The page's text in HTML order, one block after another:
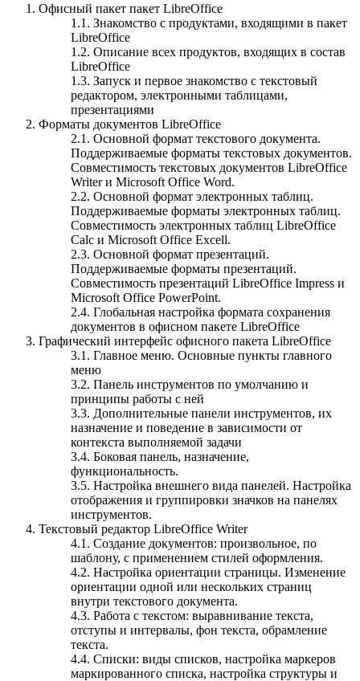
Офисный пакет пакет LibreOffice
1.1. Знакомство с продуктами, входящими в пакет
LibreOffice
1.2. Описание всех продуктов, входящих в состав
LibreOffice
1.3. Запуск и первое знакомство с текстовый
редактором, электронными таблицами,
презентациями
Форматы документов LibreOffice
2.1. Основной формат текстового документа.
Поддерживаемые форматы текстовых документов.
Совместимость текстовых документов LibreOffice
Writer и Microsoft Office Word.
2.2. Основной формат электронных таблиц.
Поддерживаемые форматы электронных таблиц.
Совместимость электронных таблиц LibreOffice
Calc и Microsoft Office Excell.
2.3. Основной формат презентаций.
Поддерживаемые форматы презентаций.
Совместимость презентаций LibreOffice Impress и
Microsoft Office PowerPoint.
2.4. Глобальная настройка формата сохранения
документов в офисном пакете LibreOffice
Графический интерфейс офисного пакета LibreOffice
3.1. Главное меню. Основные пункты главного
меню
3.2. Панель инструментов по умолчанию и
принципы работы с ней
3.3. Дополнительные панели инструментов, их
назначение и поведение в зависимости от
контекста выполняемой задачи
3.4. Боковая панель, назначение,
функциональность.
3.5. Настройка внешнего вида панелей. Настройка
отображения и группировки значков на панелях
инструментов.
Текстовый редактор LibreOffice Writer
4.1. Создание документов: произвольное, по
шаблону, с применением стилей оформления.
4.2. Настройка ориентации страницы. Изменение
ориентации одной или нескольких страниц
внутри текстового документа.
4.3. Работа с текстом: выравнивание текста,
отступы и интервалы, фон текста, обрамление
текста.
4.4. Списки: виды списков, настройка маркеров
маркированного списка, настройка структуры и